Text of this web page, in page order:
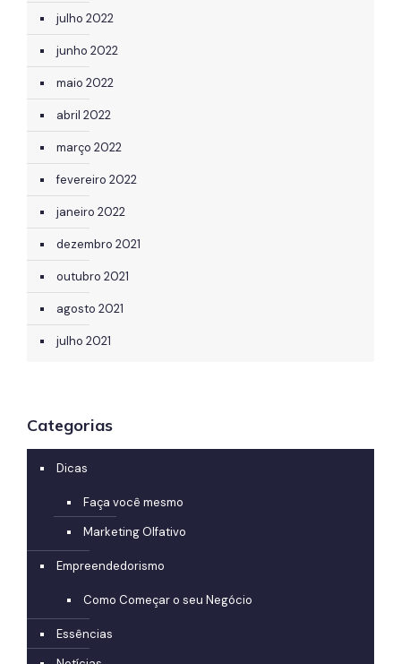
julho 2022
junho 2022
maio 2022
abril 2022
março 2022
fevereiro 2022
janeiro 2022
dezembro 2021
outubro 2021
agosto 2021
julho 2021
Categorias
Dicas
Faça você mesmo
Marketing Olfativo
Empreendedorismo
Como Começar o seu Negócio
Essências